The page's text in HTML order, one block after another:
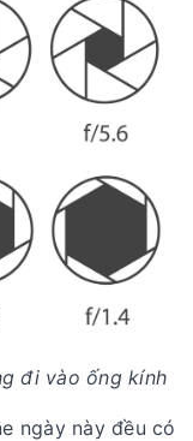
đi vào ống kính
ngày này đều có